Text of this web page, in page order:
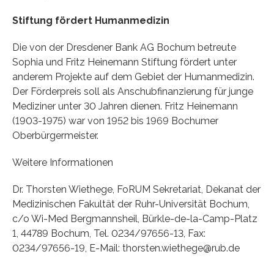
Stiftung fördert Humanmedizin
Die von der Dresdener Bank AG Bochum betreute
Sophia und Fritz Heinemann Stiftung fördert unter
anderem Projekte auf dem Gebiet der Humanmedizin.
Der Förderpreis soll als Anschubfinanzierung für junge
Mediziner unter 30 Jahren dienen. Fritz Heinemann
(1903-1975) war von 1952 bis 1969 Bochumer
Oberbürgermeister.
Weitere Informationen
Dr. Thorsten Wiethege, FoRUM Sekretariat, Dekanat der
Medizinischen Fakultät der Ruhr-Universität Bochum,
c/o Wi-Med Bergmannsheil, Bürkle-de-la-Camp-Platz
1, 44789 Bochum, Tel. 0234/97656-13, Fax:
0234/97656-19, E-Mail: thorsten.wiethege@rub.de